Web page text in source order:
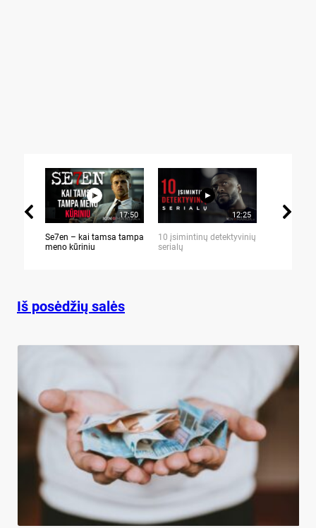
17:50
Se7en – kai tamsa tampa
meno kūriniu
12:25
10 įsimintinų detektyvinių
serialų
Iš posėdžių salės